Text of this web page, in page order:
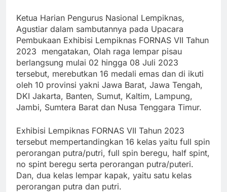
Ketua Harian Pengurus Nasional Lempiknas,
Agustiar dalam sambutannya pada Upacara
Pembukaan Exhibisi Lempiknas FORNAS VII Tahun
2023 mengatakan, Olah raga lempar pisau
berlangsung mulai 02 hingga 08 Juli 2023
tersebut, merebutkan 16 medali emas dan di ikuti
oleh 10 provinsi yakni Jawa Barat, Jawa Tengah,
DKI Jakarta, Banten, Sumut, Kaltim, Lampung,
Jambi, Sumtera Barat dan Nusa Tenggara Timur.
Exhibisi Lempiknas FORNAS VII Tahun 2023
tersebut mempertandingkan 16 kelas yaitu full spin
perorangan putra/putri, full spin beregu, half spint,
no spint beregu serta perorangan putra/puteri.
Dan, dua kelas lempar kapak, yaitu satu kelas
perorangan putra dan putri.